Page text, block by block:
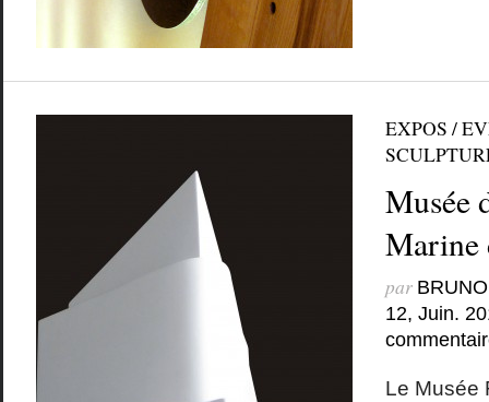
EXPOS /
Musée
Marine
par
12, Juin.
Le Musée